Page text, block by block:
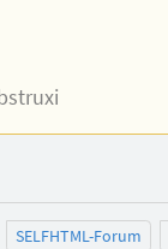
SELFHTML-Forum